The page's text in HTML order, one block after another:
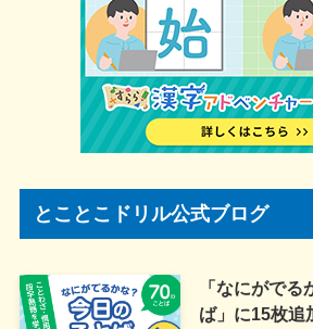
とことこドリル公式ブログ
「なにがで
ば」に15枚追